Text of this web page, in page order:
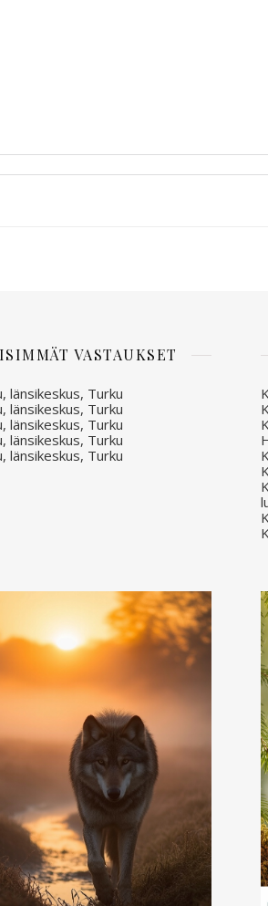
VASTAUKSET
länsikeskus, Turku
länsikeskus, Turku
länsikeskus, Turku
länsikeskus, Turku
länsikeskus, Turku